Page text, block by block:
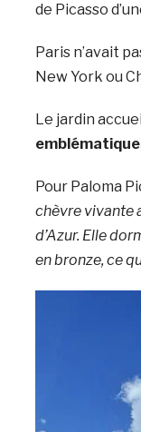
de Picasso
Paris n’avait
New York ou
Le jardin
Pour Paloma
chèvre vivante
d’Azur. Elle
en bronze, ce